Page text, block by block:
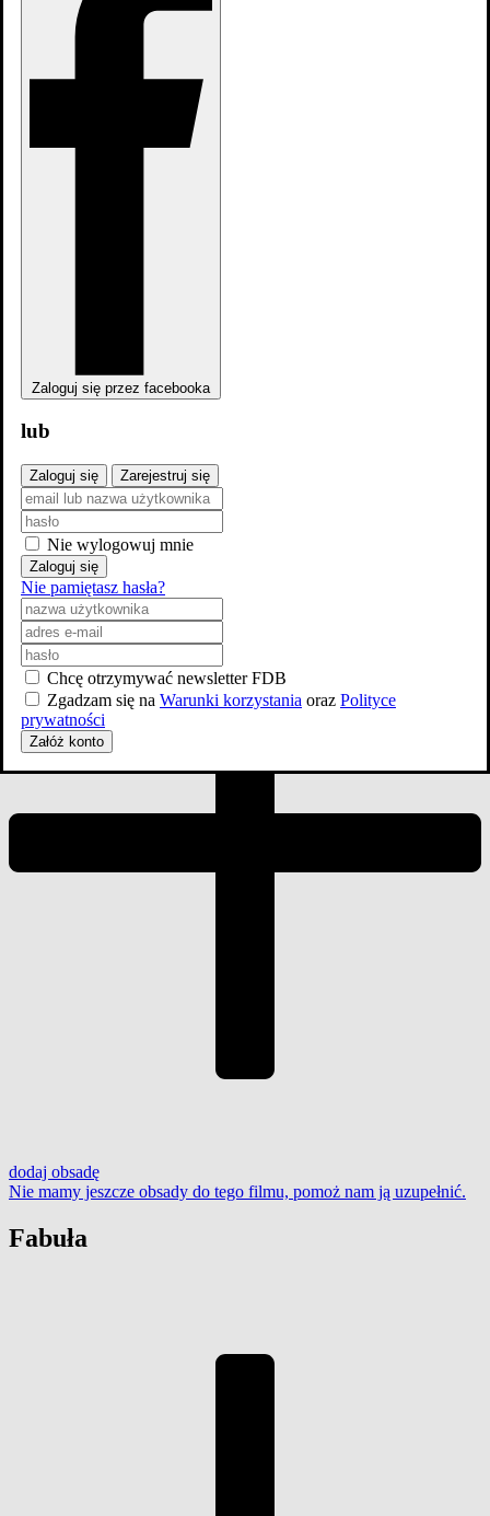
Gdzie obejrzeć
Obsada
dodaj obsadę
Nie mamy jeszcze obsady do tego filmu, pomoż nam ją uzupełnić.
Fabuła
Zaloguj się przez facebooka
lub
Zaloguj się Zarejestruj się
Nie wylogowuj mnie
Zaloguj się
Nie pamiętasz hasła?
Chcę otrzymywać newsletter FDB
Zgadzam się na Warunki korzystania oraz Polityce
prywatności
Załóż konto